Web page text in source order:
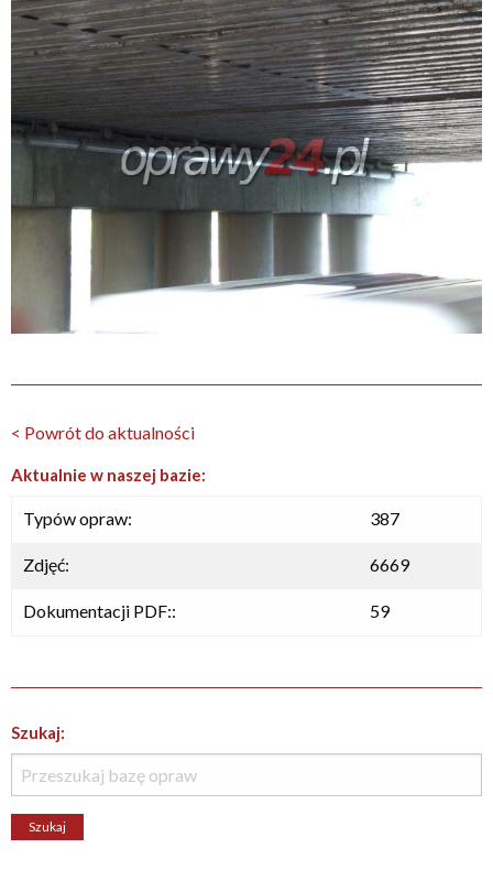
< Powrót do aktualności
Aktualnie w naszej bazie:
Typów opraw: 387
Zdjęć: 6669
Dokumentacji PDF:: 59
Szukaj: